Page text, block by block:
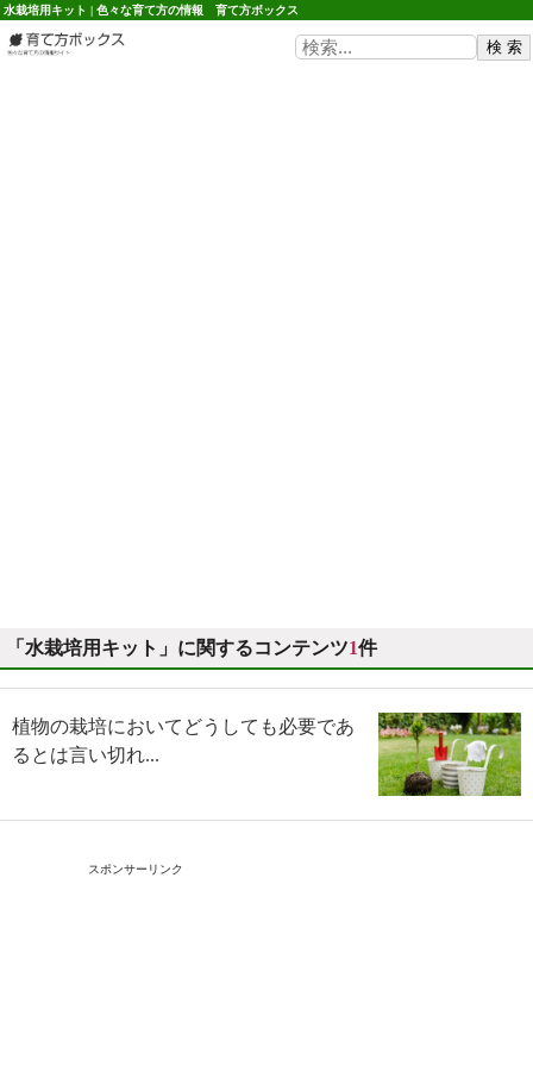
水栽培用キット | 色々な育て方の情報 育て方ボックス
「水栽培用キット」に関するコンテンツ1件
植物の栽培においてどうしても必要であ
るとは言い切れ...
スポンサーリンク